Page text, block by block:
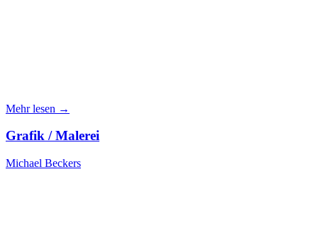
Mehr lesen →
Grafik / Malerei
Michael Beckers